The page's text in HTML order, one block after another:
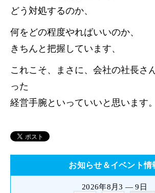
どう対処するのか、
何をどの程度やればいいのか、
きちんと把握しています、
これこそ、まさに、会社の社長さ
った
経営手腕といっていいと思います。
お知らせ＆イベント情
2026年8月3 — 9日